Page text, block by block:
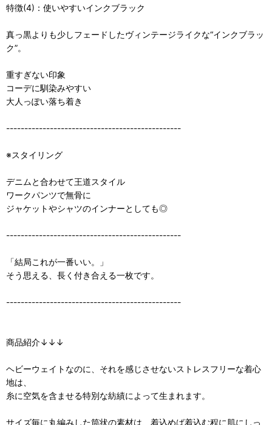
特徴(4)：使いやすいインクブラック
真っ黒よりも少しフェードしたヴィンテージライクな“インクブラッ
ク”。
重すぎない印象
コーデに馴染みやすい
大人っぽい落ち着き
------------------------------------------------
※スタイリング
デニムと合わせて王道スタイル
ワークパンツで無骨に
ジャケットやシャツのインナーとしても◎
------------------------------------------------
「結局これが一番いい。」
そう思える、長く付き合える一枚です。
------------------------------------------------
商品紹介↓↓↓
ヘビーウェイトなのに、それを感じさせないストレスフリーな着心
地は、
糸に空気を含ませる特別な紡績によって生まれます。
サイズ毎に丸編みした筒状の素材は、着込めば着込む程に肌にしっ